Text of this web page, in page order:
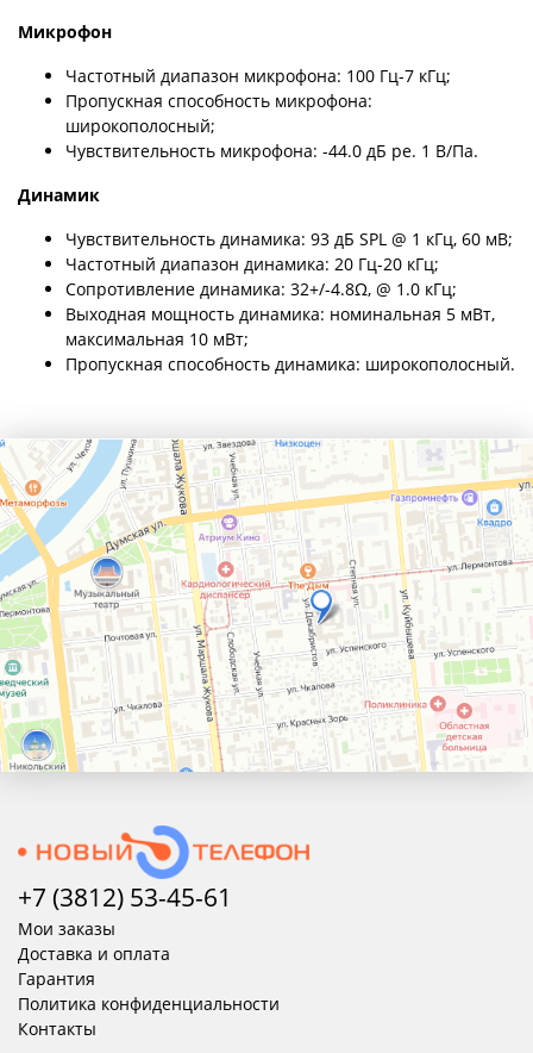
Микрофон
Частотный диапазон микрофона: 100 Гц-7 кГц;
Пропускная способность микрофона:
широкополосный;
Чувствительность микрофона: -44.0 дБ ре. 1 В/Па.
Динамик
Чувствительность динамика: 93 дБ SPL @ 1 кГц, 60 мВ;
Частотный диапазон динамика: 20 Гц-20 кГц;
Сопротивление динамика: 32+/-4.8Ω, @ 1.0 кГц;
Выходная мощность динамика: номинальная 5 мВт,
максимальная 10 мВт;
Пропускная способность динамика: широкополосный.
+7 (3812) 53-45-61
Мои заказы
Доставка и оплата
Гарантия
Политика конфиденциальности
Контакты